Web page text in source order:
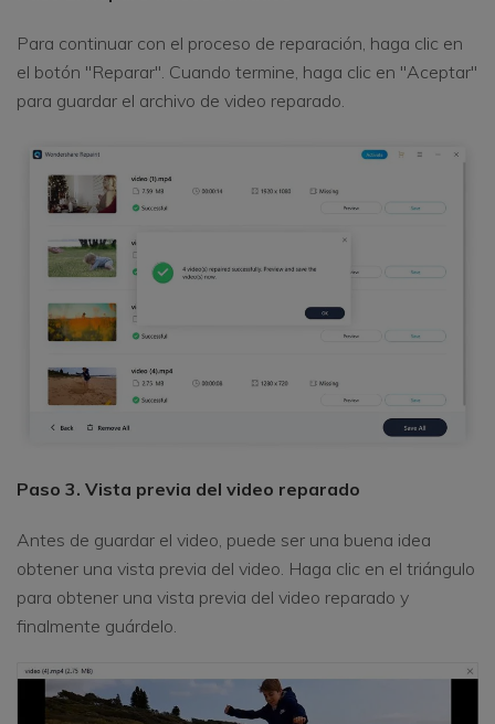
Para continuar con el proceso de reparación, haga clic en
el botón "Reparar". Cuando termine, haga clic en "Aceptar"
para guardar el archivo de video reparado.
Paso 3. Vista previa del video reparado
Antes de guardar el video, puede ser una buena idea
obtener una vista previa del video. Haga clic en el triángulo
para obtener una vista previa del video reparado y
finalmente guárdelo.